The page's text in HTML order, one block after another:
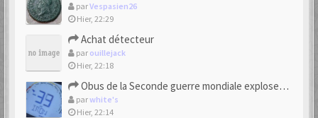
parVespasien26
Hier, 22:29
Achat détecteur
par ouillejack
Hier, 22:18
Obus de la Seconde guerre mondiale explosent dans des champs.
parwhite's
Hier, 22:14